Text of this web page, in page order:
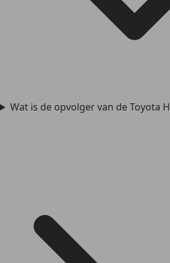
Wat is de opvolger van de Toyota